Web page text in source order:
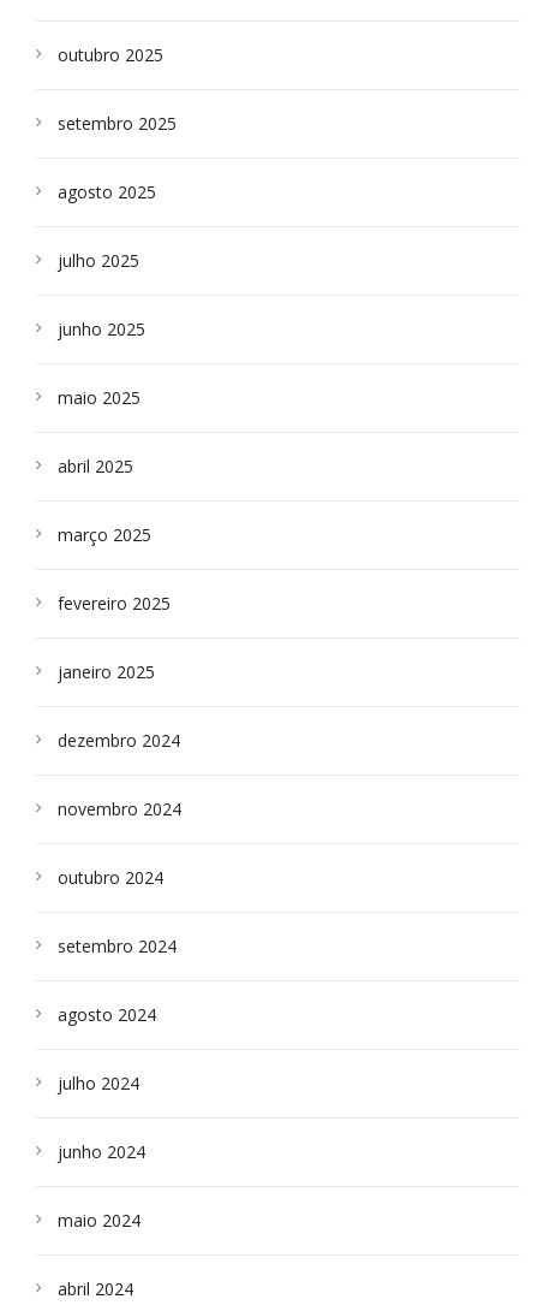
outubro 2025
setembro 2025
agosto 2025
julho 2025
junho 2025
maio 2025
abril 2025
março 2025
fevereiro 2025
janeiro 2025
dezembro 2024
novembro 2024
outubro 2024
setembro 2024
agosto 2024
julho 2024
junho 2024
maio 2024
abril 2024